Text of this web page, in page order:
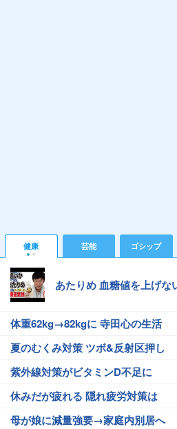
健康 芸能 ゴシップ
あたりめ 血糖値を上げな
体重62kg→82kgに 寺田心の生活
夏のむくみ対策 ツボ&反射区押し
紫外線対策がビタミンD不足に
休みだが疲れる 隠れ疲労対策は
母が娘に減量強要→家庭内別居へ